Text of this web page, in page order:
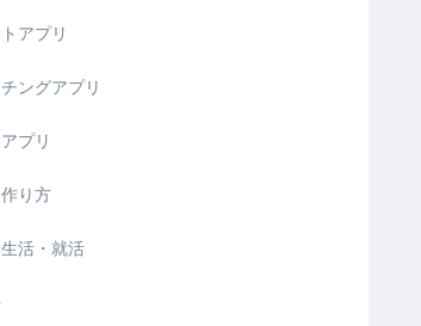
アプリ
ングアプリ
プリ
り方
活・就活